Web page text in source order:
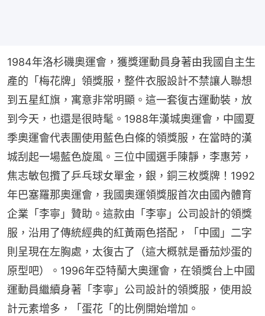
1984年洛杉磯奧運會，獲獎運動員身著由我國自主生
產的「梅花牌」領獎服，整件衣服設計不禁讓人聯想
到五星紅旗，寓意非常明顯。這一套復古運動裝，放
到今天，也還是很時髦。1988年漢城奧運會，中國夏
季奧運會代表團使用藍色白條的領獎服，在當時的漢
城刮起一場藍色旋風。三位中國選手陳靜，李惠芳，
焦志敏包攬了乒乓球女單金，銀，銅三枚獎牌！1992
年巴塞羅那奧運會，我國奧運領獎服首次由國內體育
企業「李寧」贊助。這款由「李寧」公司設計的領獎
服，沿用了傳統經典的紅黃兩色搭配，「中國」二字
則呈現在左胸處，太復古了（這大概就是番茄炒蛋的
原型吧）。1996年亞特蘭大奧運會，在領獎台上中國
運動員繼續身著「李寧」公司設計的領獎服，使用設
計元素增多，「蛋花「的比例開始增加。